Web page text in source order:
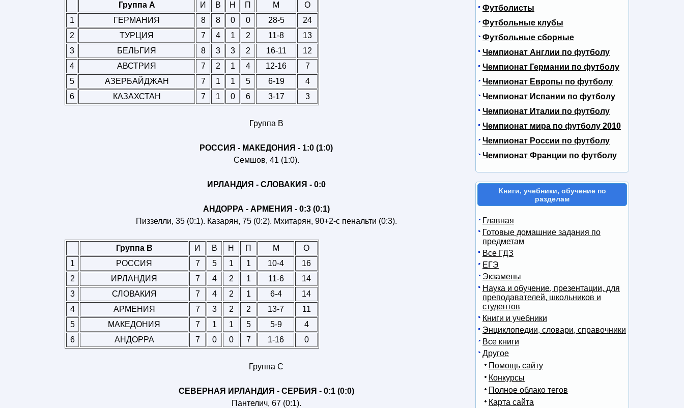
Группа A И В Н П М
О
1
ГЕРМАНИЯ 8 8 0 0 28-5
24
2
ТУРЦИЯ 7 4 1 2 11-8
13
3
БЕЛЬГИЯ 8 3 3 2 16-11
12
4
АВСТРИЯ 7 2 1 4 12-16
7
5
АЗЕРБАЙДЖАН 7 1 1 5 6-19
4
6
КАЗАХСТАН 7 1 0 6 3-17 3
Группа B
РОССИЯ - МАКЕДОНИЯ - 1:0 (1:0)
Семшов, 41 (1:0).
ИРЛАНДИЯ - СЛОВАКИЯ - 0:0
АНДОРРА - АРМЕНИЯ - 0:3 (0:1)
Пиззелли, 35 (0:1). Казарян, 75 (0:2). Мхитарян, 90+2-с пенальти (0:3).
Группа B И В Н П М
О
1
РОССИЯ 7 5 1 1 10-4
16
2
ИРЛАНДИЯ 7 4 2 1 11-6
14
3
СЛОВАКИЯ 7 4 2 1 6-4
14
4
АРМЕНИЯ 7 3 2 2 13-7
11
5
МАКЕДОНИЯ 7 1 1 5 5-9
4
6
АНДОРРА 7 0 0 7 1-16 0
Группа C
СЕВЕРНАЯ ИРЛАНДИЯ - СЕРБИЯ - 0:1 (0:0)
Пантелич, 67 (0:1).
Футболисты
Футбольные клубы
Футбольные сборные
Чемпионат Англии по футболу
Чемпионат Германии по футболу
Чемпионат Европы по футболу
Чемпионат Испании по футболу
Чемпионат Италии по футболу
Чемпионат мира по футболу 2010
Чемпионат России по футболу
Чемпионат Франции по футболу
Книги, учебники, обучение по
разделам
Главная
Готовые домашние задания по
предметам
Все ГДЗ
ЕГЭ
Экзамены
Наука и обучение, презентации, для
преподавателей, школьников и
студентов
Книги и учебники
Энциклопедии, словари, справочники
Все книги
Другое
Помощь сайту
Конкурсы
Полное облако тегов
Карта сайта